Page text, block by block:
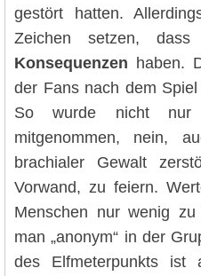
gestört hatten.
Zeichen setzen,
Konsequenzen haben.
der Fans nach dem
So wurde nicht nur
mitgenommen, nein,
brachialer Gewalt
Vorwand, zu feiern.
Menschen nur wenig
man „anonym“ in der
des Elfmeterpunkts ist